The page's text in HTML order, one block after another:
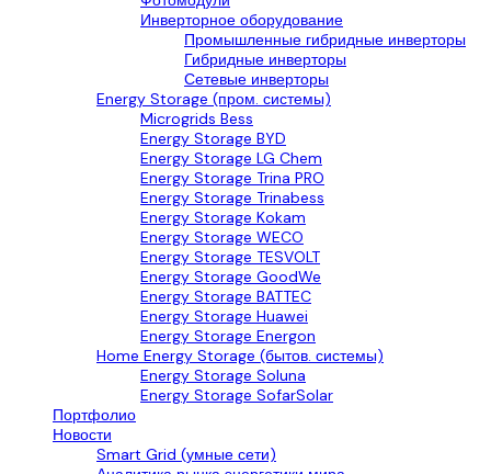
Инверторное оборудование
Промышленные гибридные инверторы
Гибридные инверторы
Сетевые инверторы
Energy Storage (пром. системы)
Microgrids Bess
Energy Storage BYD
Energy Storage LG Chem
Energy Storage Trina PRO
Energy Storage Trinabess
Energy Storage Kokam
Energy Storage WECO
Energy Storage TESVOLT
Energy Storage GoodWe
Energy Storage BATTEC
Energy Storage Huawei
Energy Storage Energon
Home Energy Storage (бытов. системы)
Energy Storage Soluna
Energy Storage SofarSolar
Портфолио
Новости
Smart Grid (умные сети)